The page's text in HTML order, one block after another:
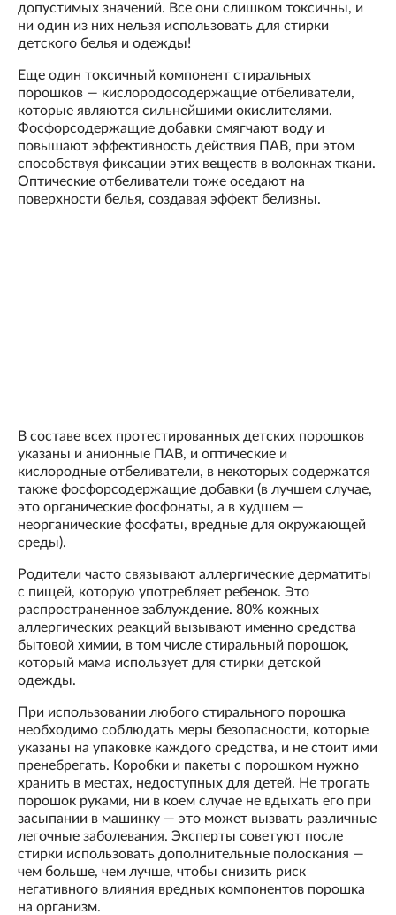
допустимых значений. Все они слишком токсичны, и
ни один из них нельзя использовать для стирки
детского белья и одежды!
Еще один токсичный компонент стиральных
порошков — кислородосодержащие отбеливатели,
которые являются сильнейшими окислителями.
Фосфорсодержащие добавки смягчают воду и
повышают эффективность действия ПАВ, при этом
способствуя фиксации этих веществ в волокнах ткани.
Оптические отбеливатели тоже оседают на
поверхности белья, создавая эффект белизны.
В составе всех протестированных детских порошков
указаны и анионные ПАВ, и оптические и
кислородные отбеливатели, в некоторых содержатся
также фосфорсодержащие добавки (в лучшем случае,
это органические фосфонаты, а в худшем —
неорганические фосфаты, вредные для окружающей
среды).
Родители часто связывают аллергические дерматиты
с пищей, которую употребляет ребенок. Это
распространенное заблуждение. 80% кожных
аллергических реакций вызывают именно средства
бытовой химии, в том числе стиральный порошок,
который мама использует для стирки детской
одежды.
При использовании любого стирального порошка
необходимо соблюдать меры безопасности, которые
указаны на упаковке каждого средства, и не стоит ими
пренебрегать. Коробки и пакеты с порошком нужно
хранить в местах, недоступных для детей. Не трогать
порошок руками, ни в коем случае не вдыхать его при
засыпании в машинку — это может вызвать различные
легочные заболевания. Эксперты советуют после
стирки использовать дополнительные полоскания —
чем больше, чем лучше, чтобы снизить риск
негативного влияния вредных компонентов порошка
на организм.